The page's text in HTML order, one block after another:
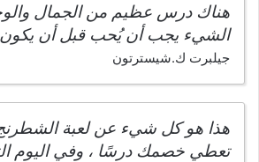
هناك درس عظيم من الجمال
الشيء يجب أن يُحب قبل أن يكون
جيلبرت ك.شيسترتون
هذا هو كل شيء عن لعبة
تعطي خصمك درسًا ، وفي اليوم